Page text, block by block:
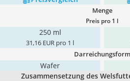
Menge
Preis pro 1 l
250 ml
31,16 EUR pro 1 l
Darreichungsform
Wafer
Zusammensetzung des